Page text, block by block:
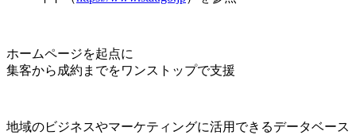
ホームページを起点に
集客から成約までをワンストップで支援
地域のビジネスやマーケティングに活用できるデータベース